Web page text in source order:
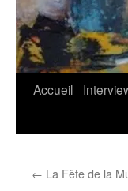
Accueil
← La Fête de la